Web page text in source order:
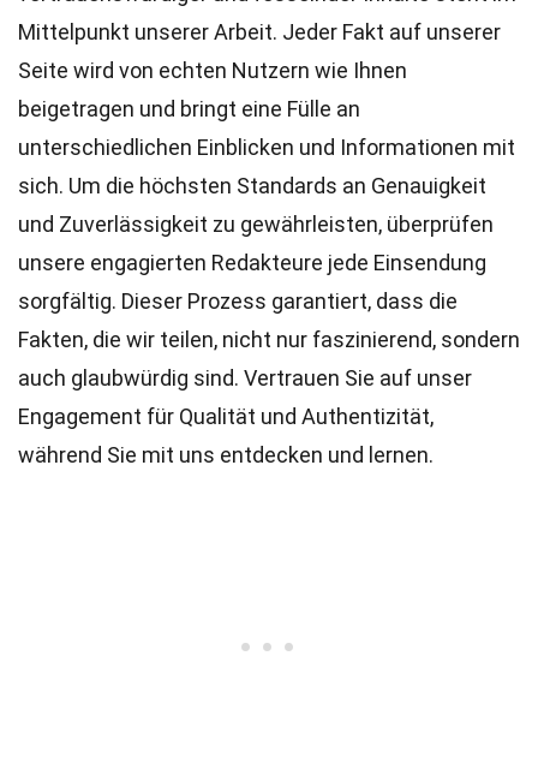
Mittelpunkt unserer Arbeit. Jeder Fakt auf unserer
Seite wird von echten Nutzern wie Ihnen
beigetragen und bringt eine Fülle an
unterschiedlichen Einblicken und Informationen mit
sich. Um die höchsten Standards an Genauigkeit
und Zuverlässigkeit zu gewährleisten, überprüfen
unsere engagierten Redakteure jede Einsendung
sorgfältig. Dieser Prozess garantiert, dass die
Fakten, die wir teilen, nicht nur faszinierend, sondern
auch glaubwürdig sind. Vertrauen Sie auf unser
Engagement für Qualität und Authentizität,
während Sie mit uns entdecken und lernen.